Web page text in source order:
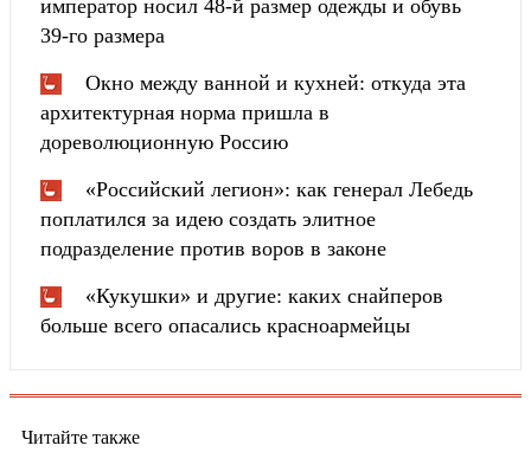
император носил 48-й размер одежды и обувь
39-го размера
Окно между ванной и кухней: откуда эта
архитектурная норма пришла в
дореволюционную Россию
«Российский легион»: как генерал Лебедь
поплатился за идею создать элитное
подразделение против воров в законе
«Кукушки» и другие: каких снайперов
больше всего опасались красноармейцы
Читайте также